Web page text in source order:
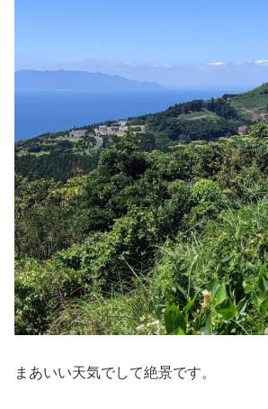
まあいい天気でして絶景です。